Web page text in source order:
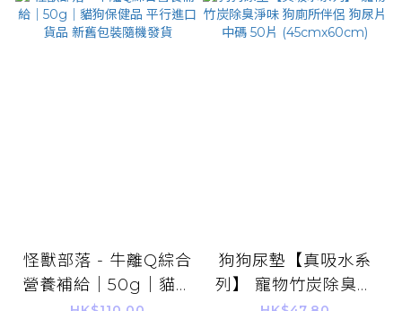
怪獸部落 - 牛離Q綜合
營養補給｜50g｜貓狗
狗狗尿墊【真吸水系
列】 寵物竹炭除臭淨